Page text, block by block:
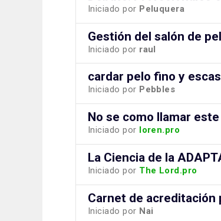
Iniciado por Peluquera
Gestión del salón de
Iniciado por raul
cardar pelo fino y
Iniciado por Pebbles
No se como llamar
Iniciado por loren.pro
La Ciencia de la
Iniciado por The Lord.pro
Carnet de acreditación
Iniciado por Nai